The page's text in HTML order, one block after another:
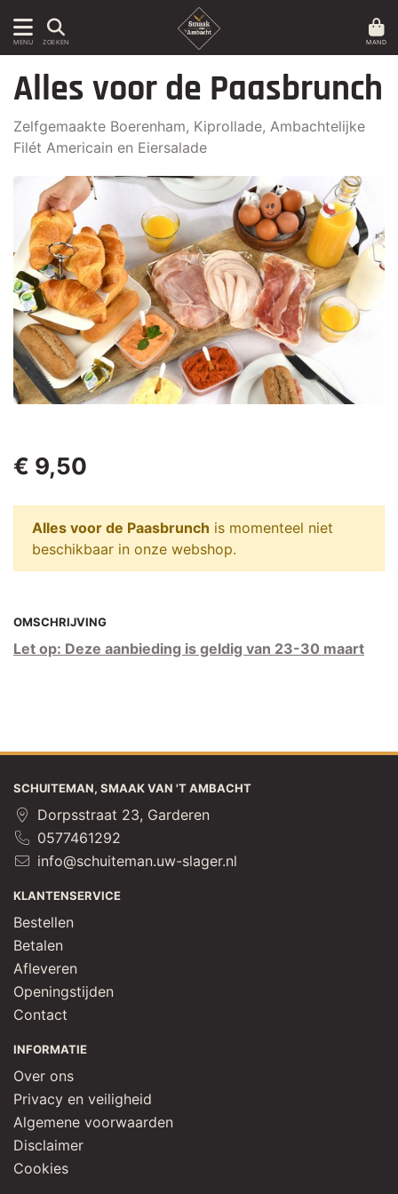
MENU ZOEKEN MAND
OMSCHRIJVING
Let op: Deze aanbieding is geldig van 23-30 maart
Alles voor de Paasbrunch
Zelfgemaakte Boerenham, Kiprollade, Ambachtelijke
Filét Americain en Eiersalade
€ 9,50
Alles voor de Paasbrunch is momenteel niet
beschikbaar in onze webshop.
SCHUITEMAN, SMAAK VAN 'T AMBACHT
Dorpsstraat 23, Garderen
0577461292
info@schuiteman.uw-slager.nl
KLANTENSERVICE
Bestellen
Betalen
Afleveren
Openingstijden
Contact
INFORMATIE
Over ons
Privacy en veiligheid
Algemene voorwaarden
Disclaimer
Cookies